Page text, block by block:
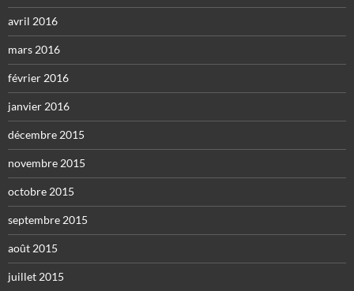
avril 2016
mars 2016
février 2016
janvier 2016
décembre 2015
novembre 2015
octobre 2015
septembre 2015
août 2015
juillet 2015